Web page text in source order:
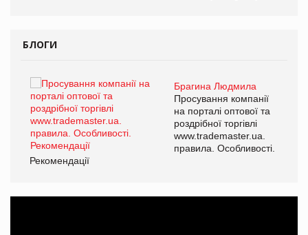
БЛОГИ
Брагина Людмила
Просування компанії
на порталі оптової та
роздрібної торгівлі
www.trademaster.ua.
правила. Особливості.
Рекомендації